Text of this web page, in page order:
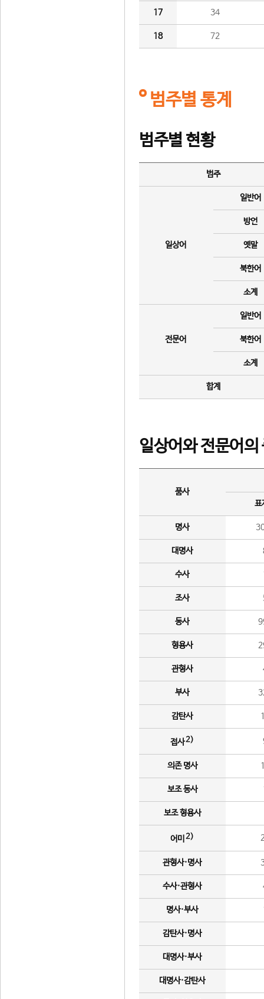
17 34
18 72
범주별 통계
범주별 현황
범주
일상어
일반어
방언
옛말
북한어
소계
전문어
일반어
북한어
소계
합계
일상어와 전문어의
품사
표
명사
대명사
수사
조사
동사
형용사
관형사
부사
감탄사
접사2)
의존 명사
보조 동사
보조 형용사
어미 2)
관형사·명사
수사·관형사
명사·부사
감탄사·명사
대명사·부사
대명사·감탄사